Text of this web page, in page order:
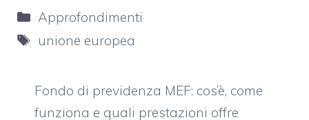
Categorie
Approfondimenti
Tag
unione europea
Fondo di previdenza MEF: cos’è, come
funziona e quali prestazioni offre